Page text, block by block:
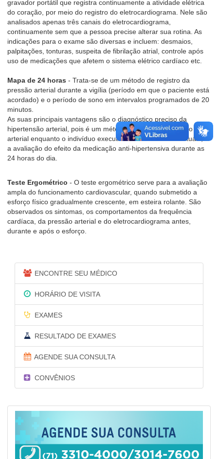
gravador portátil que registra continuamente a atividade elétrica
do coração, por meio do registro do eletrocardiograma. Nele são
analisados apenas três canais do eletrocardiograma,
continuamente sem que a pessoa precise alterar sua rotina. As
indicações para o exame são diversas e incluem: desmaios,
palpitações, tonturas, suspeita de fibrilação atrial, controle após
uso de medicações que afetem o sistema elétrico cardíaco etc.
Mapa de 24 horas - Trata-se de um método de registro da
pressão arterial durante a vigília (período em que o paciente está
acordado) e o período de sono em intervalos programados de 20
minutos.
As suas principais vantagens são o diagnóstico preciso da
hipertensão arterial, pois é um método que avalia a pressão
arterial enquanto o indivíduo executa suas atividades habituais, e
a avaliação do efeito da medicação anti-hipertensiva durante as
24 horas do dia.
Teste Ergométrico - O teste ergométrico serve para a avaliação
ampla do funcionamento cardiovascular, quando submetido a
esforço físico gradualmente crescente, em esteira rolante. São
observados os sintomas, os comportamentos da frequência
cardíaca, da pressão arterial e do eletrocardiograma antes,
durante e após o esforço.
ENCONTRE SEU MÉDICO
HORÁRIO DE VISITA
EXAMES
RESULTADO DE EXAMES
AGENDE SUA CONSULTA
CONVÊNIOS